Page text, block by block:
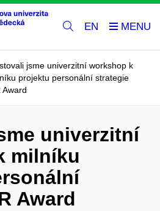
EN
jsme univerzitní workshop k
projektu personální strategie
Award
univerzitní
milníku
Award